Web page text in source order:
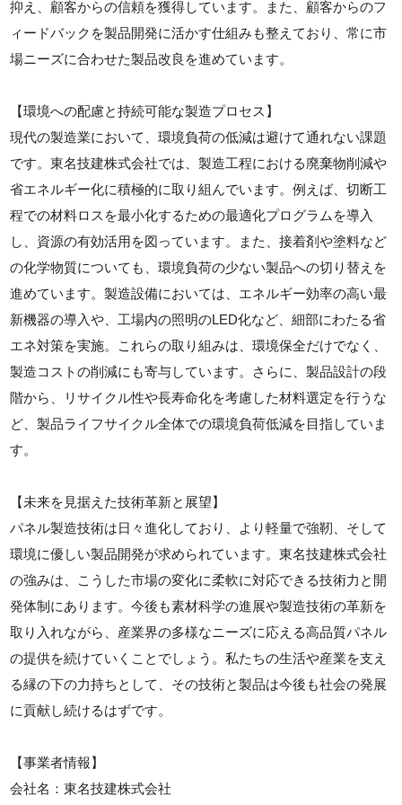
抑え、顧客からの信頼を獲得しています。また、顧客からのフ
ィードバックを製品開発に活かす仕組みも整えており、常に市
場ニーズに合わせた製品改良を進めています。
【環境への配慮と持続可能な製造プロセス】
現代の製造業において、環境負荷の低減は避けて通れない課題
です。東名技建株式会社では、製造工程における廃棄物削減や
省エネルギー化に積極的に取り組んでいます。例えば、切断工
程での材料ロスを最小化するための最適化プログラムを導入
し、資源の有効活用を図っています。また、接着剤や塗料など
の化学物質についても、環境負荷の少ない製品への切り替えを
進めています。製造設備においては、エネルギー効率の高い最
新機器の導入や、工場内の照明のLED化など、細部にわたる省
エネ対策を実施。これらの取り組みは、環境保全だけでなく、
製造コストの削減にも寄与しています。さらに、製品設計の段
階から、リサイクル性や長寿命化を考慮した材料選定を行うな
ど、製品ライフサイクル全体での環境負荷低減を目指していま
す。
【未来を見据えた技術革新と展望】
パネル製造技術は日々進化しており、より軽量で強靭、そして
環境に優しい製品開発が求められています。東名技建株式会社
の強みは、こうした市場の変化に柔軟に対応できる技術力と開
発体制にあります。今後も素材科学の進展や製造技術の革新を
取り入れながら、産業界の多様なニーズに応える高品質パネル
の提供を続けていくことでしょう。私たちの生活や産業を支え
る縁の下の力持ちとして、その技術と製品は今後も社会の発展
に貢献し続けるはずです。
【事業者情報】
会社名：東名技建株式会社